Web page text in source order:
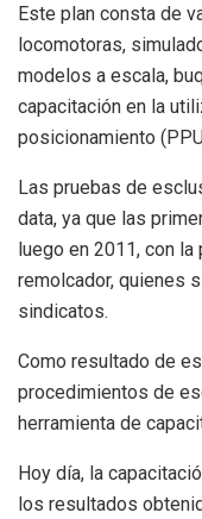
Este plan consta de
locomotoras,
modelos a escala,
capacitación en la
posicionamiento
Las pruebas de
data, ya que las
luego en 2011, con
remolcador, quienes
sindicatos.
Como resultado de
procedimientos de
herramienta de
Hoy día, la
los resultados